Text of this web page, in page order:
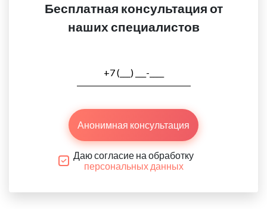
Бесплатная консультация от
наших специалистов
Анонимная консультация
Даю согласие на обработку
персональных данных